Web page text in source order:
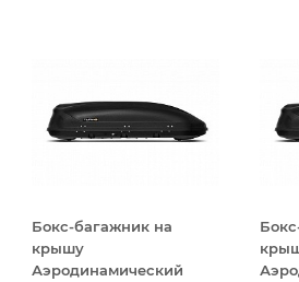
Бокс-багажник на
крышу
Аэродинамический